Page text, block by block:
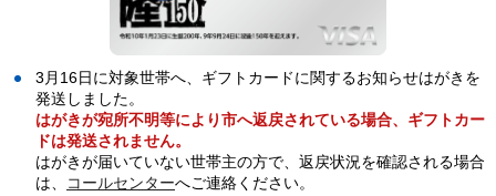
3月16日に対象世帯へ、ギフトカードに関するお知らせはがきを
発送しました。
はがきが宛所不明等により市へ返戻されている場合、ギフトカー
ドは発送されません。
はがきが届いていない世帯主の方で、返戻状況を確認される場合
は、
コールセンターへご連絡ください。